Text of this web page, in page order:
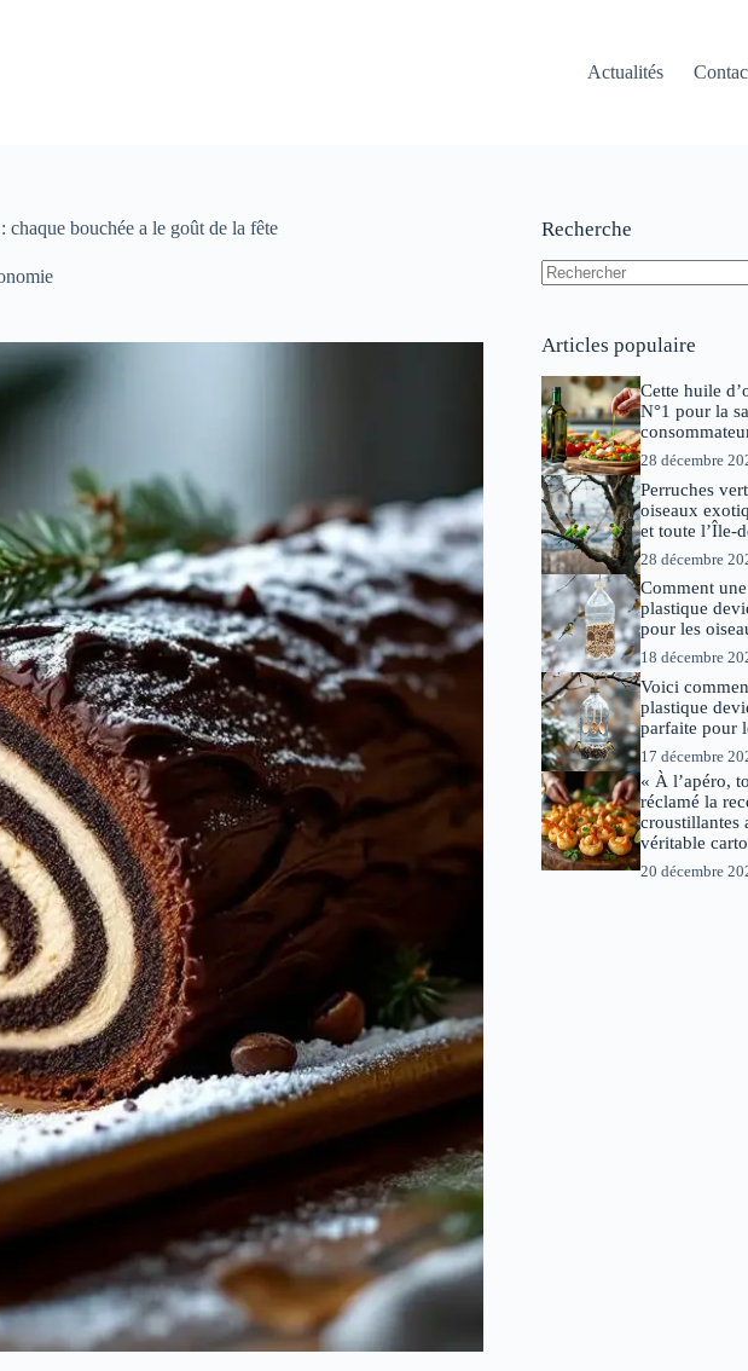
Actualités
bouchée a le goût de la fête Recherche
Articles populaire
Cette huile
N°1 pour la
28 décembre
Perruches
oiseaux
et toute l’Île-
28 décembre
Comment
plastique
pour les
18 décembre
Voici
plastique
parfaite pour
17 décembre
« À l’apéro,
réclamé la
croustillantes
véritable
20 décembre